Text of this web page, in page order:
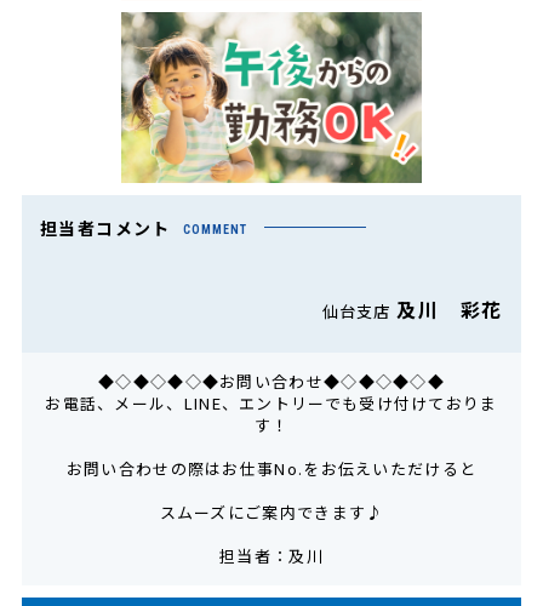
担当者コメント COMMENT
仙台支店及川 彩花
◆◇◆◇◆◇◆お問い合わせ◆◇◆◇◆◇◆
お電話、メール、LINE、エントリーでも受け付けておりま
す！
お問い合わせの際はお仕事No.をお伝えいただけると
スムーズにご案内できます♪
担当者：及川